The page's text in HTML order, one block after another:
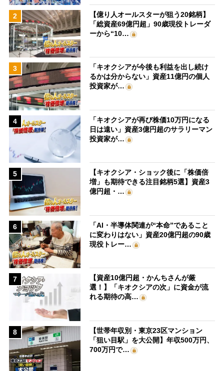
2
【億り人オールスターが狙う20銘柄】
「総資産69億円超」90歳現役トレーダ
ーから“10…
3
「キオクシアが今後も利益を出し続け
るかは分からない」資産11億円の個人
投資家が…
4
「キオクシアが再び株価10万円になる
日は遠い」資産3億円超のサラリーマン
投資家が…
5
【キオクシア・ショック後に「株価倍
増」も期待できる注目銘柄5選】資産3
億円超・…
6
「AI・半導体関連が“本命”であること
に変わりはない」資産20億円超の90歳
現役トレー…
7
【資産10億円超・かんちさんが厳
選！】「キオクシアの次」に資金が流
れる期待の高…
8
【世帯年収別・東京23区マンション
「狙い目駅」を大公開】年収500万円、
700万円で…